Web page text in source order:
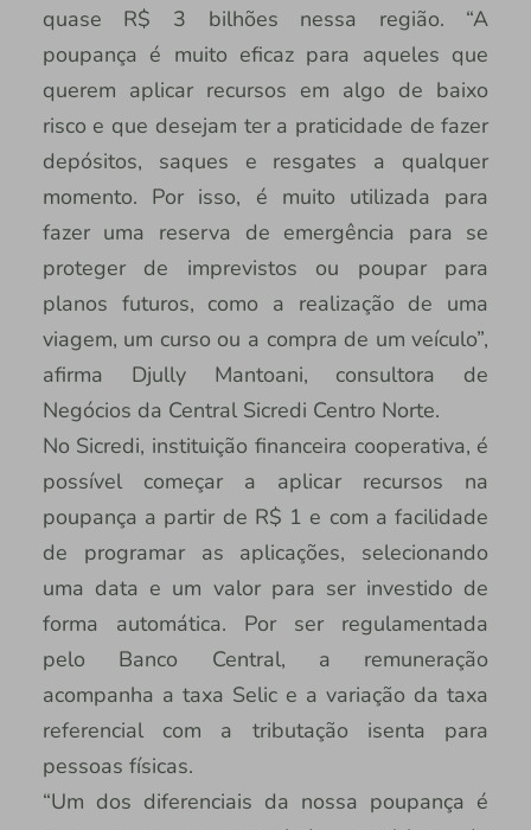
quase R$ 3 bilhões nessa região. “A
poupança é muito eficaz para aqueles que
querem aplicar recursos em algo de baixo
risco e que desejam ter a praticidade de fazer
depósitos, saques e resgates a qualquer
momento. Por isso, é muito utilizada para
fazer uma reserva de emergência para se
proteger de imprevistos ou poupar para
planos futuros, como a realização de uma
viagem, um curso ou a compra de um veículo”,
afirma Djully Mantoani, consultora de
Negócios da Central Sicredi Centro Norte.
No Sicredi, instituição financeira cooperativa, é
possível começar a aplicar recursos na
poupança a partir de R$ 1 e com a facilidade
de programar as aplicações, selecionando
uma data e um valor para ser investido de
forma automática. Por ser regulamentada
pelo Banco Central, a remuneração
acompanha a taxa Selic e a variação da taxa
referencial com a tributação isenta para
pessoas físicas.
“Um dos diferenciais da nossa poupança é